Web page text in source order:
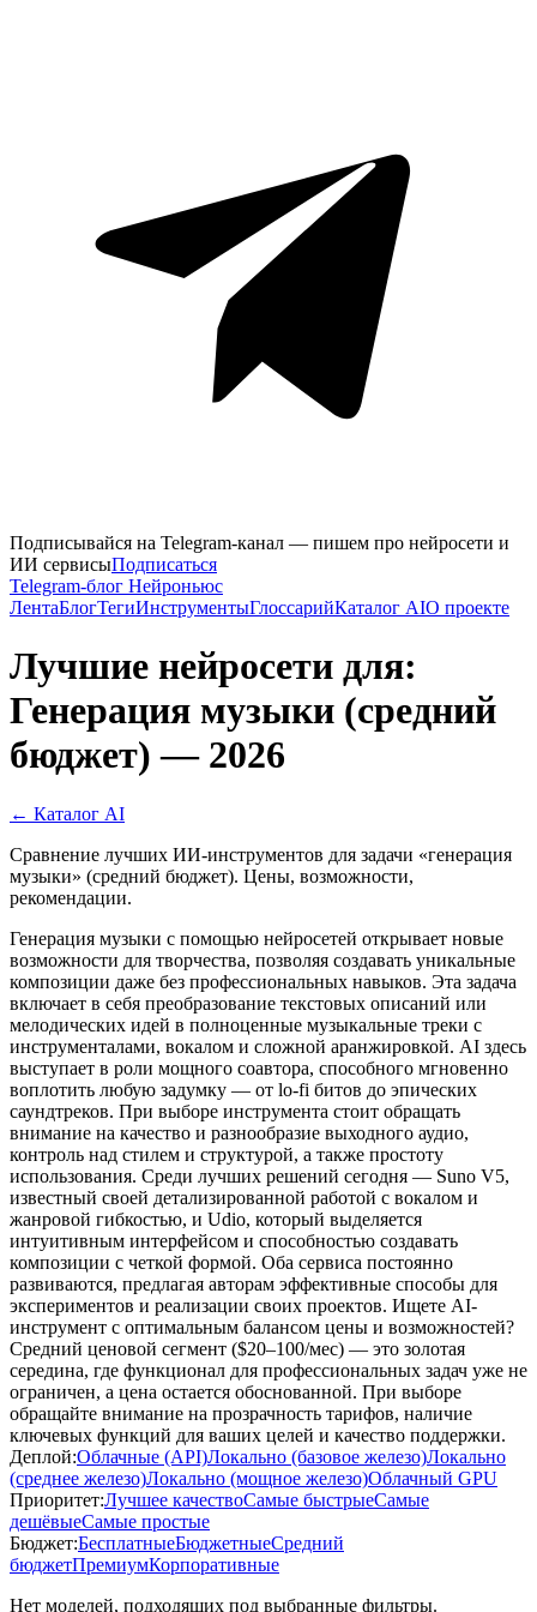
Подписывайся на Telegram-канал — пишем про нейросети и
ИИ сервисыПодписаться
Telegram-блог Нейроньюс
ЛентаБлогТегиИнструментыГлоссарийКаталог AIО проекте
Лучшие нейросети для:
Генерация музыки (средний
бюджет) — 2026
← Каталог AI
Сравнение лучших ИИ-инструментов для задачи «генерация
музыки» (средний бюджет). Цены, возможности,
рекомендации.
Генерация музыки с помощью нейросетей открывает новые
возможности для творчества, позволяя создавать уникальные
композиции даже без профессиональных навыков. Эта задача
включает в себя преобразование текстовых описаний или
мелодических идей в полноценные музыкальные треки с
инструменталами, вокалом и сложной аранжировкой. AI здесь
выступает в роли мощного соавтора, способного мгновенно
воплотить любую задумку — от lo-fi битов до эпических
саундтреков. При выборе инструмента стоит обращать
внимание на качество и разнообразие выходного аудио,
контроль над стилем и структурой, а также простоту
использования. Среди лучших решений сегодня — Suno V5,
известный своей детализированной работой с вокалом и
жанровой гибкостью, и Udio, который выделяется
интуитивным интерфейсом и способностью создавать
композиции с четкой формой. Оба сервиса постоянно
развиваются, предлагая авторам эффективные способы для
экспериментов и реализации своих проектов. Ищете AI-
инструмент с оптимальным балансом цены и возможностей?
Средний ценовой сегмент ($20–100/мес) — это золотая
середина, где функционал для профессиональных задач уже не
ограничен, а цена остается обоснованной. При выборе
обращайте внимание на прозрачность тарифов, наличие
ключевых функций для ваших целей и качество поддержки.
Деплой:Облачные (API)Локально (базовое железо)Локально
(среднее железо)Локально (мощное железо)Облачный GPU
Приоритет:Лучшее качествоСамые быстрыеСамые
дешёвыеСамые простые
Бюджет:БесплатныеБюджетныеСредний
бюджетПремиумКорпоративные
Нет моделей, подходящих под выбранные фильтры.